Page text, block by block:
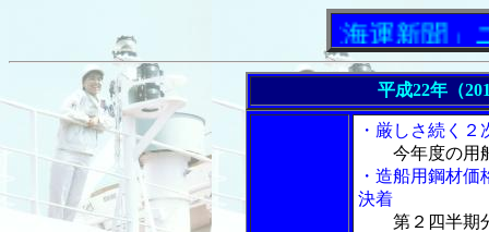
「内航海運新聞」ニュー
平成22年（
・厳しさ続く
今年度の用
・造船用鋼材
決着
第２四半期